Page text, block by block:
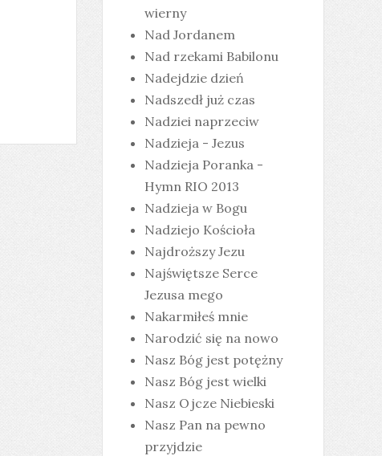
wierny
Nad Jordanem
Nad rzekami Babilonu
Nadejdzie dzień
Nadszedł już czas
Nadziei naprzeciw
Nadzieja - Jezus
Nadzieja Poranka -
Hymn RIO 2013
Nadzieja w Bogu
Nadziejo Kościoła
Najdroższy Jezu
Najświętsze Serce
Jezusa mego
Nakarmiłeś mnie
Narodzić się na nowo
Nasz Bóg jest potężny
Nasz Bóg jest wielki
Nasz Ojcze Niebieski
Nasz Pan na pewno
przyjdzie